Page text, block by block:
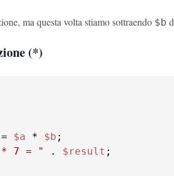
ma questa volta stiamo sottraendo $b
(*)
= $a * $b
7 = " . $result